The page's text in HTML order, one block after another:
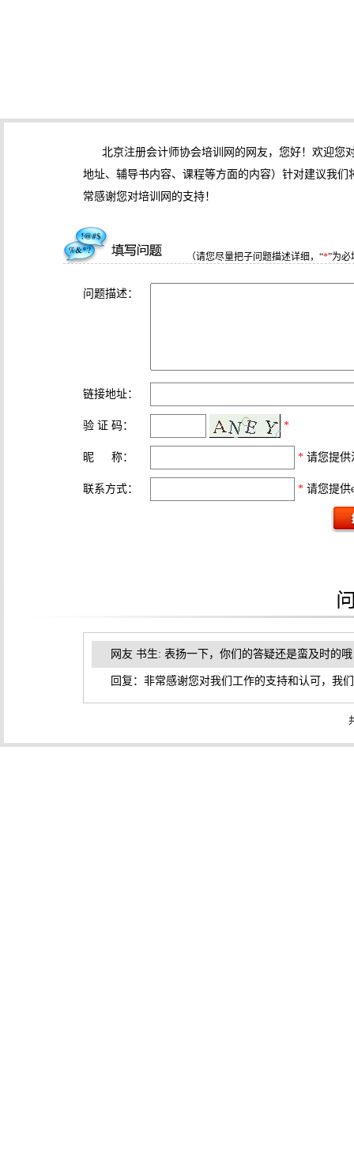
北京注册会计师协会培训网的网友，您好！欢迎您
地址、辅导书内容、课程等方面的内容）针对建议我
常感谢您对培训网的支持！
（请您尽量把子问题描述详细，“*”为必
问题描述：
链接地址：
验 证 码： *
昵 称： * 请您提供
联系方式： * 请您提供
网友 书生: 表扬一下，你们的答疑还是蛮及时的哦
回复：非常感谢您对我们工作的支持和认可，我